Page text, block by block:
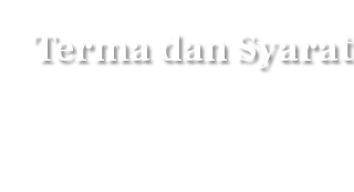
Terma dan Syarat